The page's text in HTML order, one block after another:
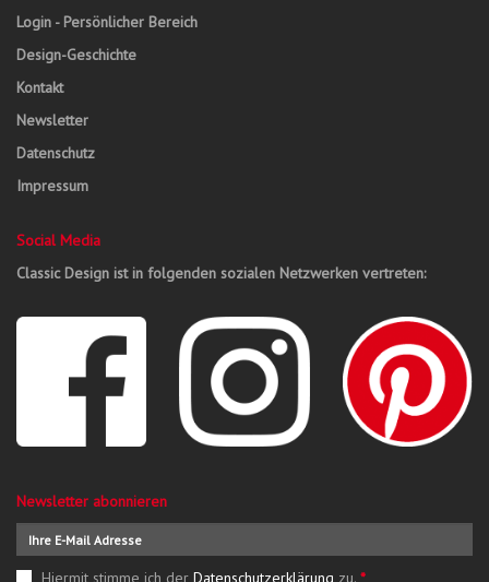
Login - Persönlicher Bereich
Design-Geschichte
Kontakt
Newsletter
Datenschutz
Impressum
Social Media
Classic Design ist in folgenden sozialen Netzwerken vertreten:
Newsletter abonnieren
Hiermit stimme ich der Datenschutzerklärung zu. *